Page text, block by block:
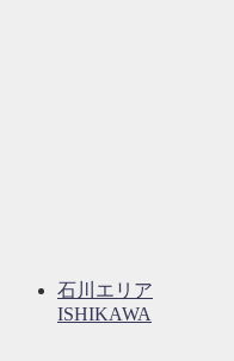
石川エリア
ISHIKAWA